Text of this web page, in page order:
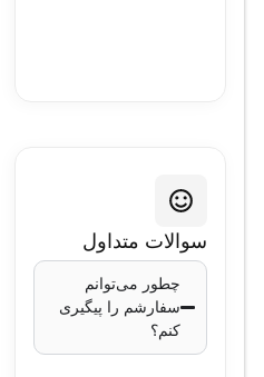
سوالات متداول
چطور می‌توانم
سفارشم را پیگیری
کنم؟